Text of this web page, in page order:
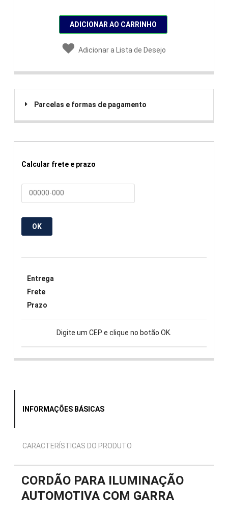
ADICIONAR AO CARRINHO
Adicionar a Lista de Desejo
Parcelas e formas de pagamento
Calcular frete e prazo
OK
Entrega
Frete
Prazo
Digite um CEP e clique no botão OK.
INFORMAÇÕES BÁSICAS
CARACTERÍSTICAS DO PRODUTO
CORDÃO PARA ILUMINAÇÃO
AUTOMOTIVA COM GARRA